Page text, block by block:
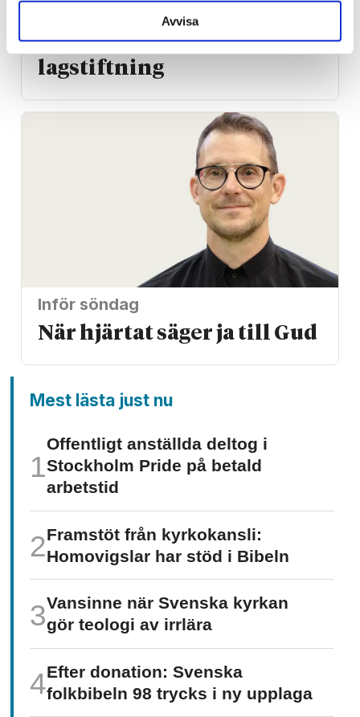
Avvisa
närmar sig – nu kräver
tusentals ändrad
lagstiftning
Inför söndag
När hjärtat säger ja till Gud
Mest lästa just nu
Offentligt anställda deltog i
Stockholm Pride på betald
arbetstid
Framstöt från kyrkokansli:
Homo­vigslar har stöd i Bibeln
Vansinne när Svenska kyrkan
gör teologi av irrlära
Efter donation: Svenska
folkbibeln 98 trycks i ny upplaga